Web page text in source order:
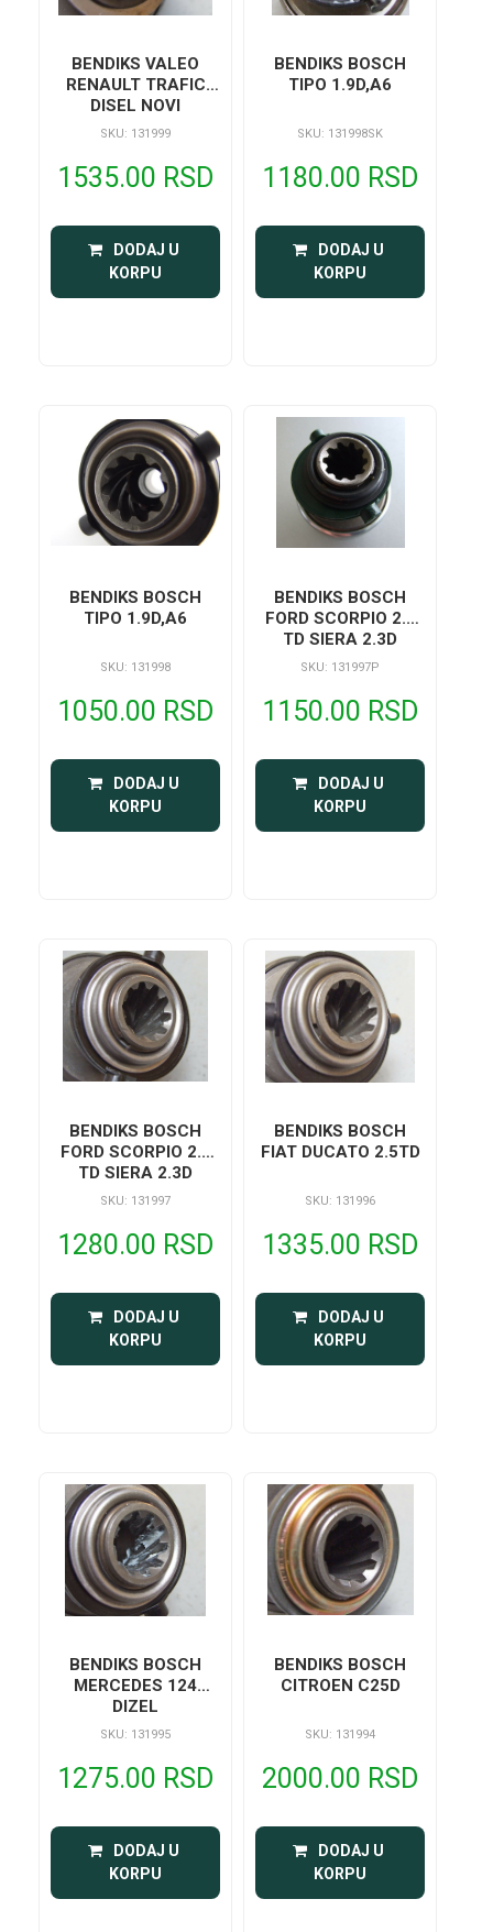
BENDIKS VALEO
RENAULT TRAFIC
DISEL NOVI
SKU: 131999
1535.00 RSD
DODAJ U
KORPU
BENDIKS BOSCH
TIPO 1.9D,A6
SKU: 131998SK
1180.00 RSD
DODAJ U
KORPU
BENDIKS BOSCH
TIPO 1.9D,A6
SKU: 131998
1050.00 RSD
DODAJ U
KORPU
BENDIKS BOSCH
FORD SCORPIO 2.5
TD SIERA 2.3D
SKU: 131997P
1150.00 RSD
DODAJ U
KORPU
BENDIKS BOSCH
FORD SCORPIO 2.5
TD SIERA 2.3D
SKU: 131997
1280.00 RSD
DODAJ U
KORPU
BENDIKS BOSCH
FIAT DUCATO 2.5TD
SKU: 131996
1335.00 RSD
DODAJ U
KORPU
BENDIKS BOSCH
MERCEDES 124
DIZEL
SKU: 131995
1275.00 RSD
DODAJ U
KORPU
BENDIKS BOSCH
CITROEN C25D
SKU: 131994
2000.00 RSD
DODAJ U
KORPU